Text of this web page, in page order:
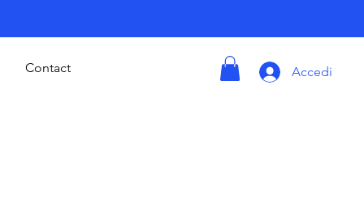
Contact Accedi